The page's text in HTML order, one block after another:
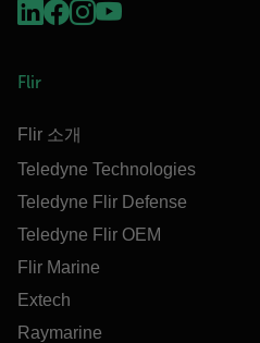
Flir
Flir 소개
Teledyne Technologies
Teledyne Flir Defense
Teledyne Flir OEM
Flir Marine
Extech
Raymarine